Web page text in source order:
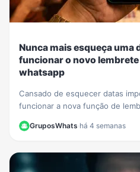
Nunca mais esqueça uma
funcionar o novo
whatsapp
Cansado de esquecer datas
funcionar a nova função de
WhatsApp e nunca mais perca
GruposWhats·há 4 semanas